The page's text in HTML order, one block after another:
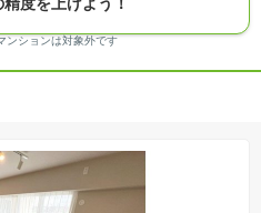
ルームの画像の場合、今回販売の物件と異な
場合があります。
戸に該当しない項目もあります。
表示されます。
プラン例は、土地購入者の設計プランの参考
。
記してある時、そのプラン例は特定の建築請
建てた場合、同様のものが同価格で建てられる
ンションは対象外です